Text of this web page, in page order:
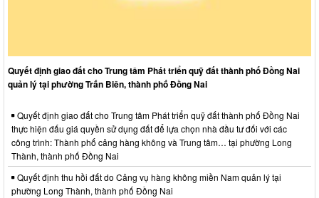
Quyết định giao đất cho Trung tâm Phát triển quỹ đất thành phố Đồng Nai
quản lý tại phường Trấn Biên, thành phố Đồng Nai
Quyết định giao đất cho Trung tâm Phát triển quỹ đất thành phố Đồng Nai
thực hiện đấu giá quyền sử dụng đất để lựa chọn nhà đầu tư đối với các
công trình: Thành phố cảng hàng không và Trung tâm… tại phường Long
Thành, thành phố Đồng Nai
Quyết định thu hồi đất do Cảng vụ hàng không miền Nam quản lý tại
phường Long Thành, thành phố Đồng Nai